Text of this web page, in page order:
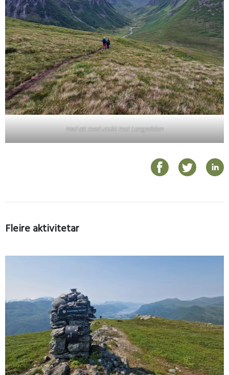
Ned att med utsikt mot Langedalen
Fleire aktivitetar